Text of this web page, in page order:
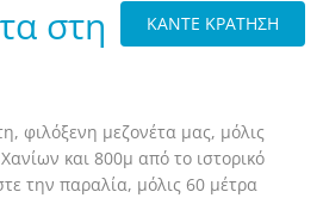
ΚΑΝΤΕ ΚΡΑΤΗΣΗ
στη
φιλόξενη μεζονέτα μας, μόλις
και 800μ από το ιστορικό
την παραλία, μόλις 60 μέτρα